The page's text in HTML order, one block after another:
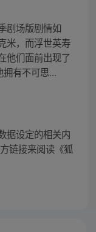
剧场版剧情如
米，而浮世英寿
他们面前出现了
有不可思...
据设定的相关内
链接来阅读《狐